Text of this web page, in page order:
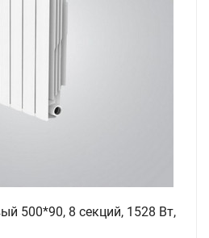
500*90, 8 секций, 1528 Вт,